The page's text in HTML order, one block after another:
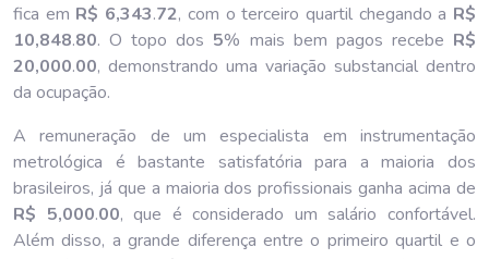
fica em R$ 6,343.72, com o terceiro quartil chegando a R$
10,848.80. O topo dos 5% mais bem pagos recebe R$
20,000.00, demonstrando uma variação substancial dentro
da ocupação.
A remuneração de um especialista em instrumentação
metrológica é bastante satisfatória para a maioria dos
brasileiros, já que a maioria dos profissionais ganha acima de
R$ 5,000.00, que é considerado um salário confortável.
Além disso, a grande diferença entre o primeiro quartil e o